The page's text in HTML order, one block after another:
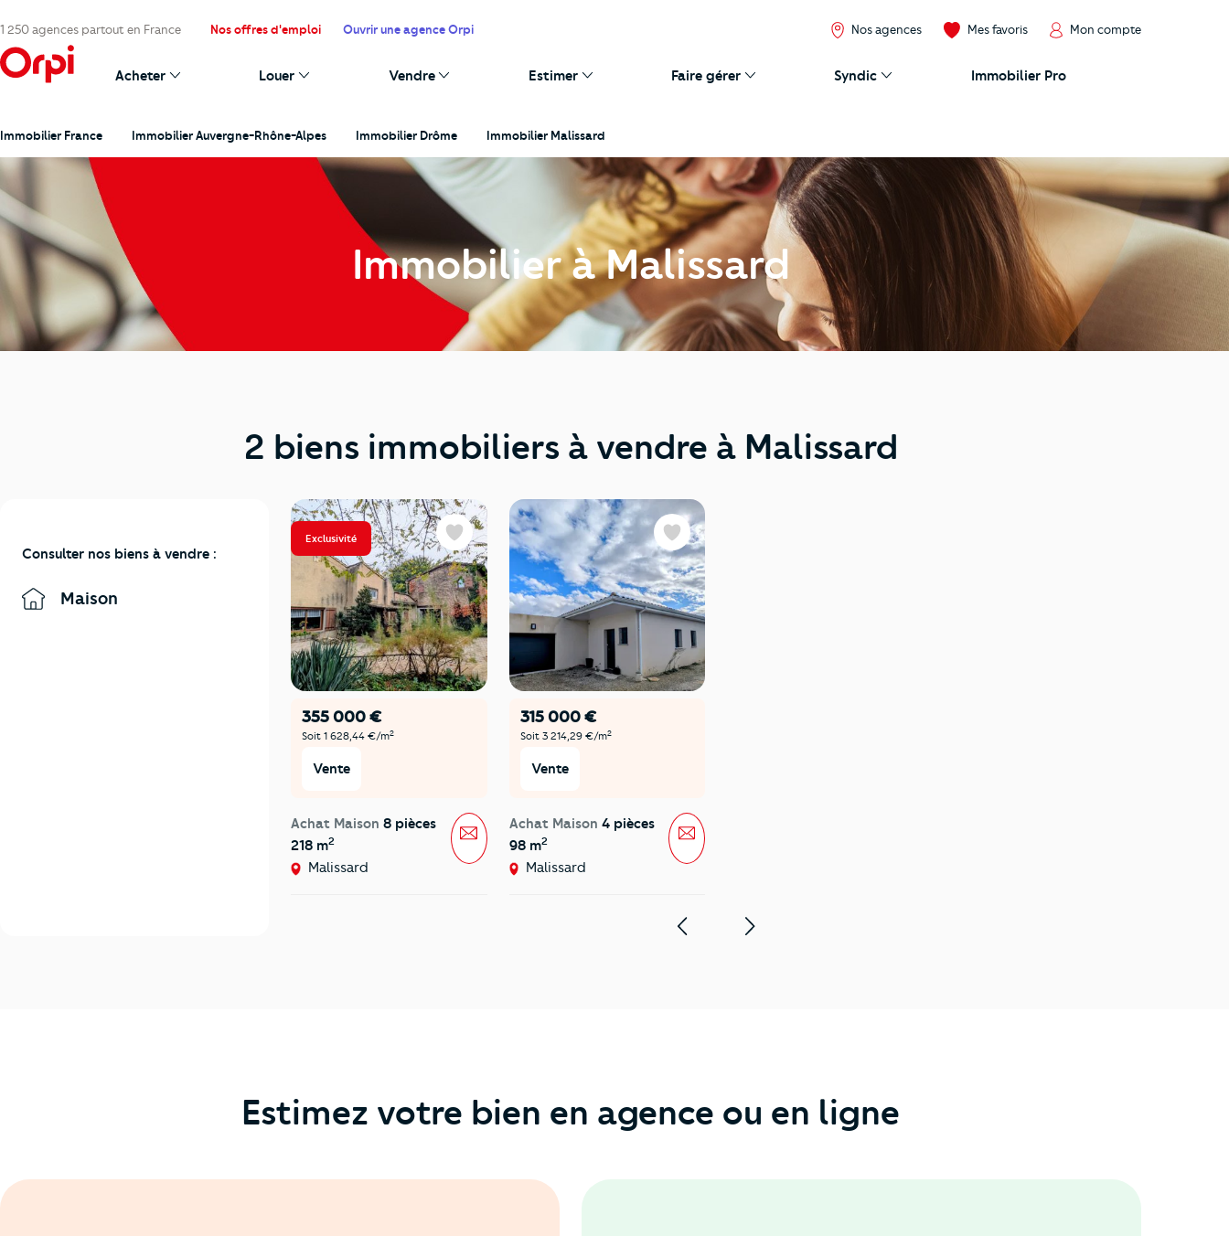
1 250 agences partout en France Nos offres d'emploi Ouvrir une agence Orpi Nos agences Mes favoris Mon compte
Acheter Louer Vendre Estimer Faire gérer Syndic Immobilier Pro
Immobilier France Immobilier Auvergne-Rhône-Alpes Immobilier Drôme Immobilier Malissard
Immobilier à Malissard
2 biens immobiliers à vendre à Malissard
Consulter nos biens à vendre :
Maison
Exclusivité
355 000 €
Soit 1 628,44 €/m2
Vente
Achat Maison 8 pièces
218 m2
Malissard
Favoris
Message
315 000 €
Soit 3 214,29 €/m2
Vente
Achat Maison 4 pièces
98 m2
Malissard
Favoris
Message
Estimez votre bien en agence ou en ligne